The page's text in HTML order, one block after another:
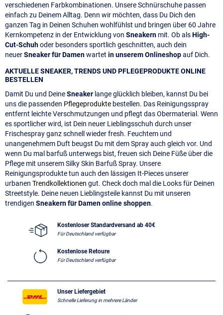
verschiedenen Farbkombinationen. Unsere Schnürschuhe passen
einfach zu Deinem Alltag. Denn wir möchten, dass Du Dich den
ganzen Tag in Deinen Schuhen wohlfühlst und bringen über 60 Jahre
Kernkompetenz in der Entwicklung von Sneakern mit. Ob alsHigh-
Cut-Schuhoder besonders sportlich geschnitten, auch dein
neuerSneaker für Damenwartet in unserem Onlineshopauf Dich.
AKTUELLE SNEAKER, TRENDS UND PFLEGEPRODUKTE ONLINE
BESTELLEN
Damit Du und DeineSneaker lange glücklich bleiben, kannst Du bei
uns die passenden Pflegeprodukte bestellen. Das Reinigungsspray
entfernt leichte Verschmutzungen und pflegt das Obermaterial. Wenn
es sportlicher wird, ist Dein neuer Lieblingsschuh durch unser
Frischespray ganz schnell wieder fresh. Feuchtem und
unangenehmem Duft beugst Du mit dem Spray auch gleich vor. Und
wenn Du mal barfuß unterwegs bist, freuen sich Deine Füße über die
Pflege mit unserem Silky Skin Barfuß Spray. Unsere
Reinigungsprodukte tun auch den lässigen It-Pieces unserer
urbanen Trendkollektionen gut. Check doch mal die Looks für Deinen
Streetstyle. Deine neuen Lieblingsteile kannst Du mit unseren
trendigen Sneakern für Damen online shoppen.
Kostenloser Standardversand ab 40€
Für Deutschland verfügbar
Kostenlose Retoure
Für Deutschland verfügbar
Unser Liefergebiet
Schnelle Lieferung in mehrere Länder